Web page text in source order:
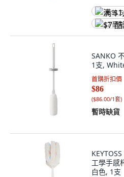
满
$7 酷
SANKO
1支,
首購折扣價
$86
($86.00/1套)
暫時缺貨
工學手感
白色, 1支